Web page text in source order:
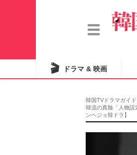
🎬 ドラマ & 映画
韓国TVドラマガイ
韓流の真髄「人物設
ンヘジョ韓ドラ】